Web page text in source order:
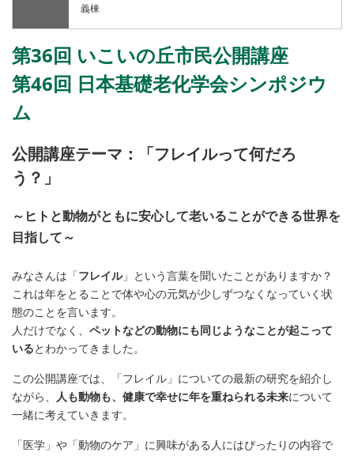
義棟
第36回 いこいの丘市民公開講座
第46回 日本基礎老化学会シンポジウ
ム
公開講座テーマ：「フレイルって何だろ
う？ 」
～ ヒトと動物がともに安心して老いることができる世界を
目指して～
みなさんは「フレイル」という言葉を聞いたことがありますか？
これは年をとることで体や心の元気が少しずつなくなっていく状
態のことを言います。
人だけでなく、 ペットなどの動物にも同じようなことが起こって
いるとわかってきました。
この公開講座では、「フレイル」についての最新の研究を紹介し
ながら、
人も動物も、健康で幸せに年を重ねられる未来について
一緒に考えていきます。
「医学」や「動物のケア」に興味がある人にはぴったりの内容で